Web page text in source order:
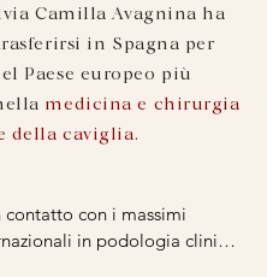
Camilla Avagnina ha
in Spagna per
Paese europeo più
medicina e chirurgia
della caviglia.
con i massimi
in podologia clinica